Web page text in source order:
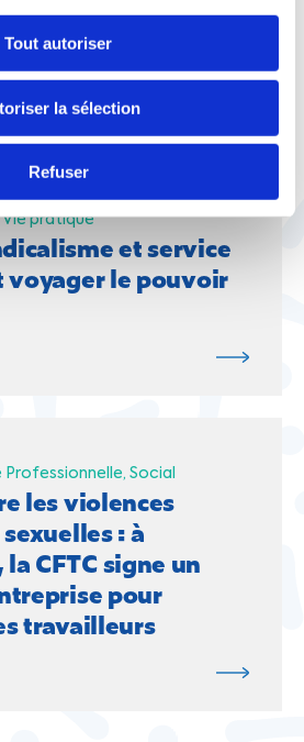
Tout autoriser
la sélection
Refuser
Vie pratique
et service
le pouvoir
Professionnelle Social
les violences
: à
CFTC signe un
pour
travailleurs